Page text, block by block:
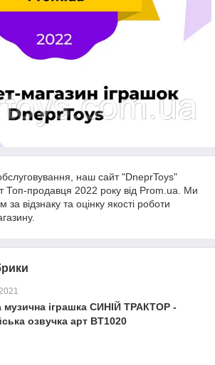
наш сайт "DneprToys"
Топ-продавця 2022 року від Prom.ua. Ми
за відзнаку та оцінку якості роботи
музична іграшка СИНІЙ ТРАКТОР -
озвучка арт BT1020